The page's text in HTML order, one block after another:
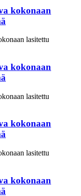
kokonaan
kokonaan
kokonaan
kokonaan